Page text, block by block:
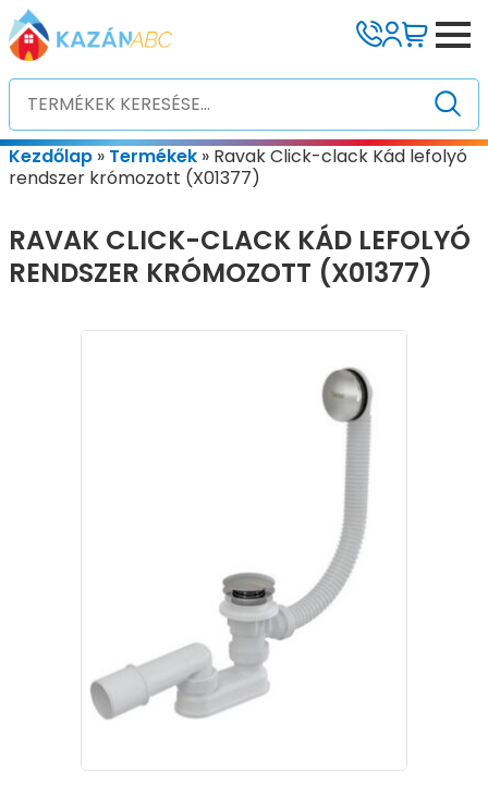
Kezdőlap » Termékek » Ravak Click-clack Kád lefolyó
rendszer krómozott (X01377)
RAVAK CLICK-CLACK KÁD LEFOLYÓ
RENDSZER KRÓMOZOTT (X01377)